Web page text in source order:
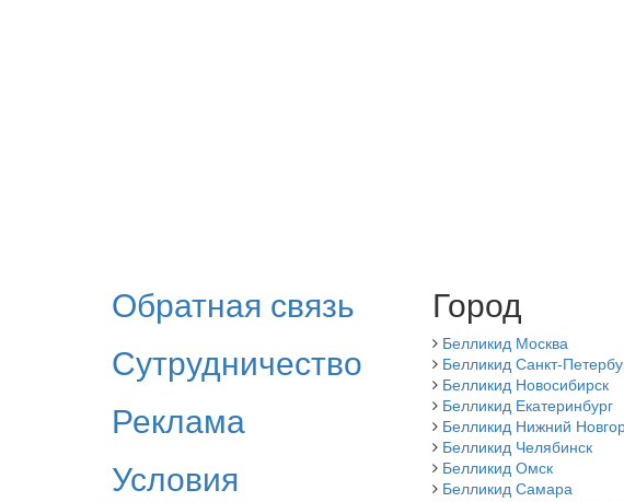
Обратная связь
Сутрудничество
Реклама
Условия
Город
Белликид Москва
Белликид Санкт-
Белликид Новосибирск
Белликид Екатеринбург
Белликид Нижний
Белликид Челябинск
Белликид Омск
Белликид Самара